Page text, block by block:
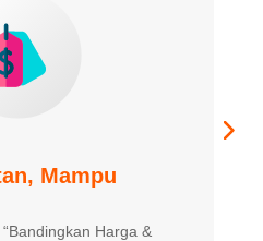
Mampu
Harga &